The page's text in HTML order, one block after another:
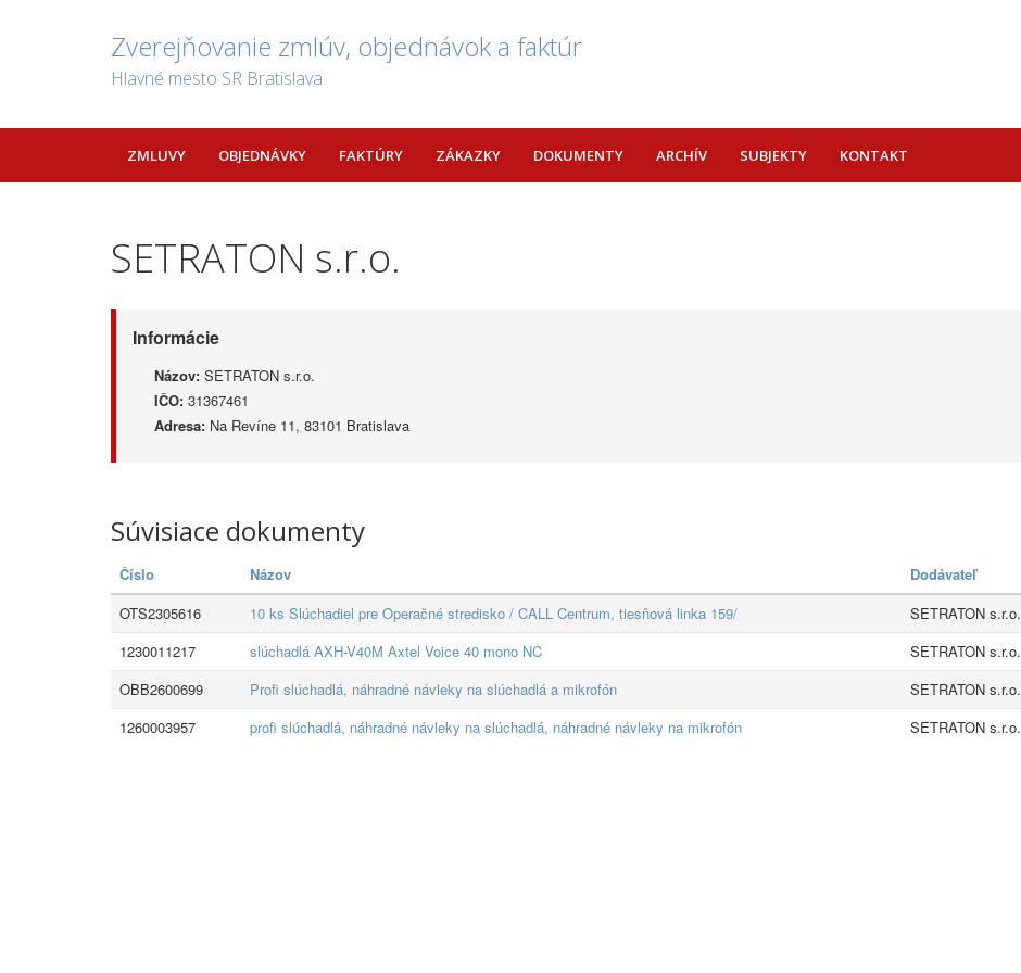
Zverejňovanie zmlúv, objednávok a faktúr
Hlavné mesto SR Bratislava
ZMLUVY OBJEDNÁVKY FAKTÚRY ZÁKAZKY DOKUMENTY ARCHÍV SUBJEKTY KONTAKT
SETRATON s.r.o.
Informácie
Názov: SETRATON s.r.o.
IČO: 31367461
Adresa: Na Revíne 11, 83101 Bratislava
Súvisiace dokumenty
Číslo Názov Dodávateľ
OTS2305616
10 ks Slúchadiel pre Operačné stredisko / CALL Centrum, tiesňová linka 159/ SETRATON s.r.o.
1230011217
slúchadlá AXH-V40M Axtel Voice 40 mono NC SETRATON s.r.o.
OBB2600699
Profi slúchadlá, náhradné návleky na slúchadlá a mikrofón SETRATON s.r.o.
1260003957
profi slúchadlá, náhradné návleky na slúchadlá, náhradné návleky na mikrofón SETRATON s.r.o.